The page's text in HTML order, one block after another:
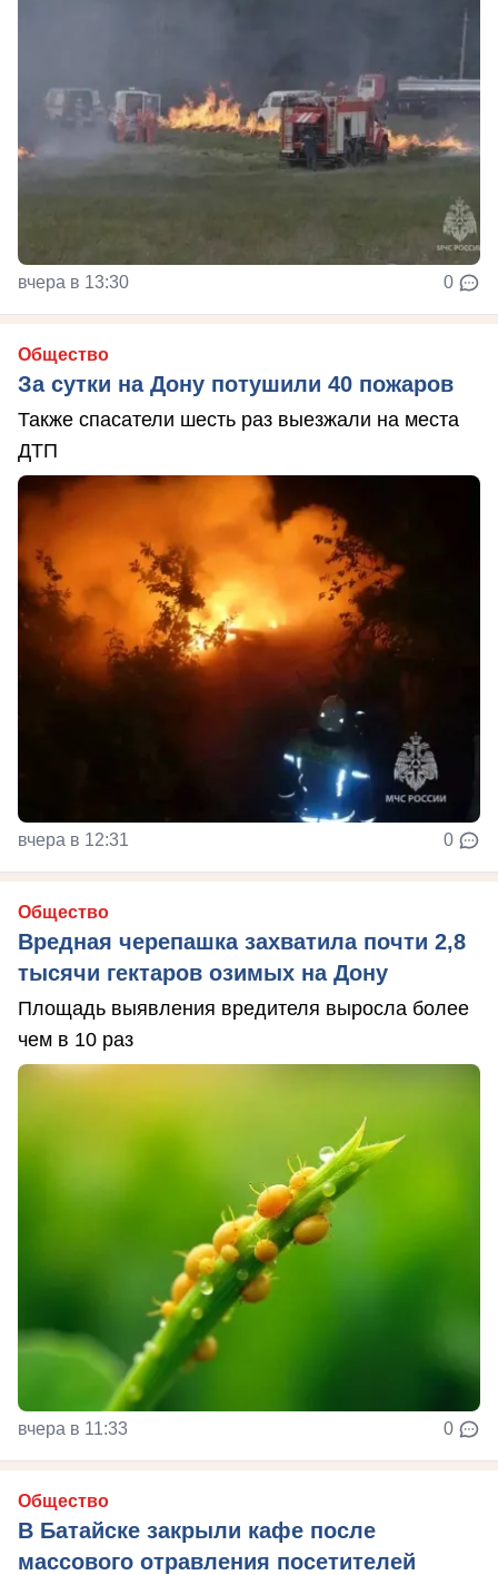
вчера в 13:30 0
Общество
За сутки на Дону потушили 40 пожаров
Также спасатели шесть раз выезжали на места
ДТП
вчера в 12:31 0
Общество
Вредная черепашка захватила почти 2,8
тысячи гектаров озимых на Дону
Площадь выявления вредителя выросла более
чем в 10 раз
вчера в 11:33 0
Общество
В Батайске закрыли кафе после
массового отравления посетителей